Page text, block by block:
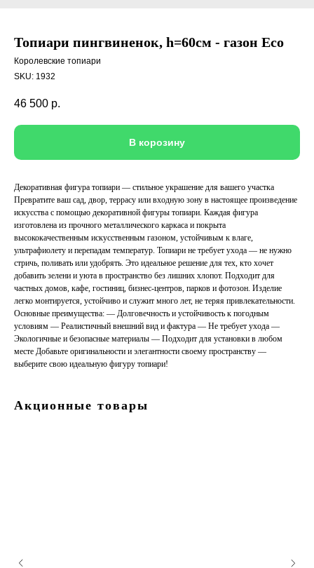
Топиари пингвиненок, h=60см - газон Eco
Королевские топиари
SKU: 1932
46 500 р.
В корозину
Декоративная фигура топиари — стильное украшение для вашего участка
Превратите ваш сад, двор, террасу или входную зону в настоящее произведение
искусства с помощью декоративной фигуры топиари. Каждая фигура
изготовлена из прочного металлического каркаса и покрыта
высококачественным искусственным газоном, устойчивым к влаге,
ультрафиолету и перепадам температур. Топиари не требует ухода — не нужно
стричь, поливать или удобрять. Это идеальное решение для тех, кто хочет
добавить зелени и уюта в пространство без лишних хлопот. Подходит для
частных домов, кафе, гостиниц, бизнес-центров, парков и фотозон. Изделие
легко монтируется, устойчиво и служит много лет, не теряя привлекательности.
Основные преимущества: — Долговечность и устойчивость к погодным
условиям — Реалистичный внешний вид и фактура — Не требует ухода —
Экологичные и безопасные материалы — Подходит для установки в любом
месте Добавьте оригинальности и элегантности своему пространству —
выберите свою идеальную фигуру топиари!
Акционные товары